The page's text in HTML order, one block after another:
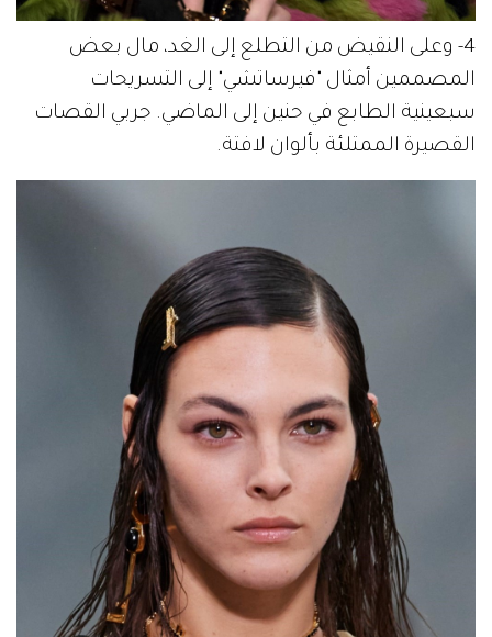
4- وعلى النقيض من التطلع إلى الغد، مال بعض
المصممين أمثال "فيرساتشي" إلى التسريحات
سبعينية الطابع في حنين إلى الماضي. جربي القصات
القصيرة الممتلئة بألوان لافتة.